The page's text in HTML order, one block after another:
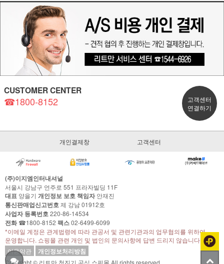
CUSTOMER CENTER
☎1800-8152
고객센터
연결하기
개인결제창 고객센터
(주)이지엠인터내셔널
서울시 강남구 언주로 551 프라자빌딩 11F
대표 양을기 개인정보 보호 책임자안재진
통신판매업신고번호 제 강남 01912호
사업자 등록번호 220-86-14534
전화☎1800-8152 팩스02-6499-6099
*이메일 계정은 관계법령에 따라 관공서 및 관련기관과의 업무협의를 위하여
운영합니다. 쇼핑몰 관련 개인 및 법인의 문의사항에 답변 드리지 않습니다.
이용약관
개인정보처리방침
Copyright © 리트만 청진기 공식 쇼핑몰 All rights reserved.